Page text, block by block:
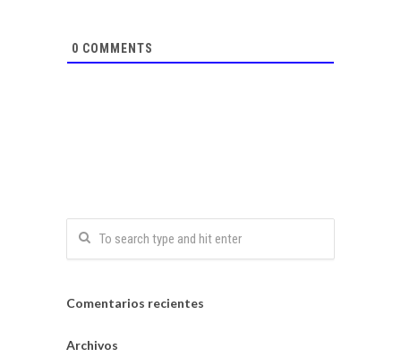
0 COMMENTS
Comentarios recientes
Archivos